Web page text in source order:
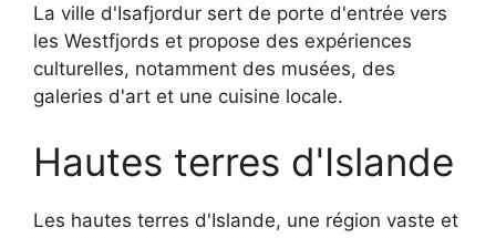
La ville d'Isafjordur sert de porte d'entrée vers
les Westfjords et propose des expériences
culturelles, notamment des musées, des
galeries d'art et une cuisine locale.
Hautes terres d'Islande
Les hautes terres d'Islande, une région vaste et